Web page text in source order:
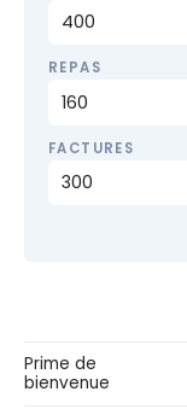
REPAS
FACTURES
Prime de
bienvenue